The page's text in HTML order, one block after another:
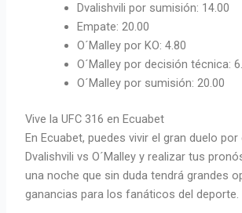
Dvalishvili por sumisión: 14.00
Empate: 20.00
O´Malley por KO: 4.80
O´Malley por decisión técnica:
O´Malley por sumisión: 20.00
Vive la UFC 316 en Ecuabet
En Ecuabet, puedes vivir el gran duelo
Dvalishvili vs O´Malley y realizar tus
una noche que sin duda tendrá grandes
ganancias para los fanáticos del deporte.